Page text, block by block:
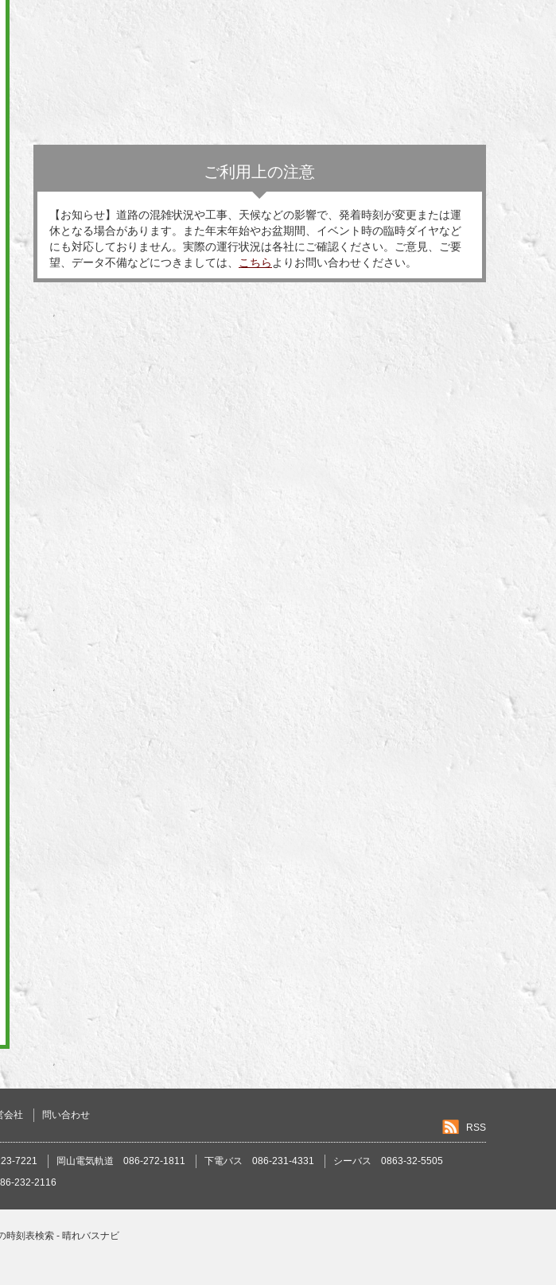
ご利用上の注意
【お知らせ】道路の混雑状況や工事、天候などの影響で、発着時刻が変更または運
休となる場合があります。また年末年始やお盆期間、イベント時の臨時ダイヤなど
にも対応しておりません。実際の運行状況は各社にご確認ください。ご意見、ご要
望、データ不備などにつきましては、
こちら よりお問い合わせください。
会社
問い合わせ
RSS
7221 岡山電気軌道 086-272-1811 下電バス 086-231-4331
シーバス 0863-32-5505
232-2116
時刻表検索 - 晴れバスナビ